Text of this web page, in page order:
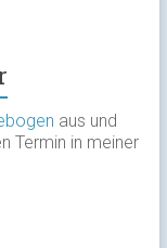
aus und
Termin in meiner